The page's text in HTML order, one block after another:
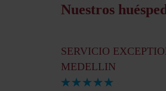
Nuestros
SERVICIO
MEDELLIN